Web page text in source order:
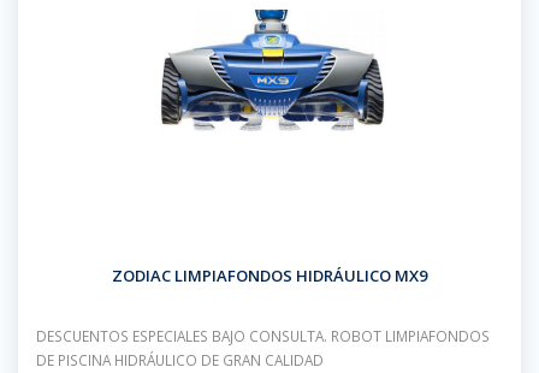
ZODIAC LIMPIAFONDOS HIDRÁULICO MX9
DESCUENTOS ESPECIALES BAJO CONSULTA. ROBOT LIMPIAFONDOS
DE PISCINA HIDRÁULICO DE GRAN CALIDAD